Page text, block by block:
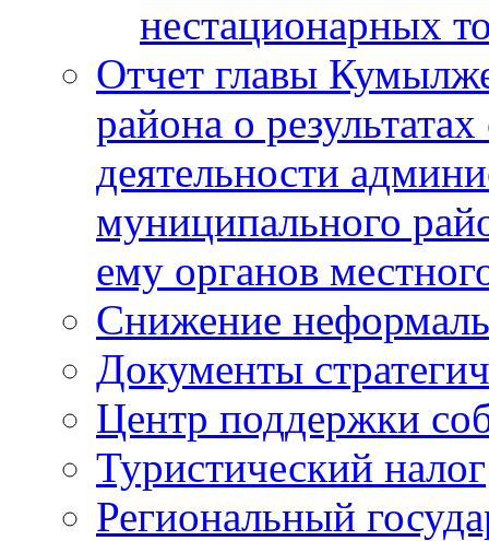
нестационарных
Отчет главы
района о
деятельности
муниципального
ему органов
Снижение
Документы
Центр поддержки
Туристический налог
Региональный